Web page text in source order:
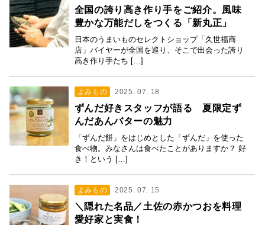
全国の誇り高き作り手をご紹介。風味
豊かな万能だしをつくる「新丸正」
日本のうまいものセレクトショップ「久世福商
店」バイヤーが全国を巡り、そこで出会った誇り
高き作り手たち […]
よみもの 2025. 07. 18
ずんだ好きスタッフが語る 夏限定ず
んだあんバターの魅力
「ずんだ餅」をはじめとした「ずんだ」を使った
食べ物。みなさんは食べたことがありますか？ 好
き！という […]
よみもの 2025. 07. 15
＼隠れた名品／土佐の赤かつおを料理
愛好家と実食！